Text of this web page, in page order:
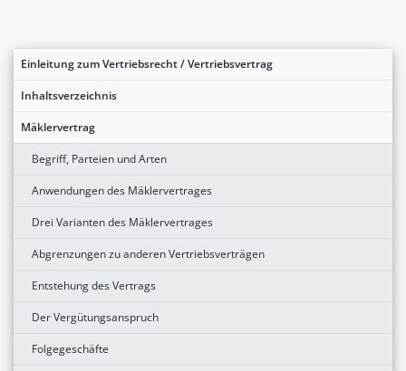
Einleitung zum Vertriebsrecht / Vertriebsvertrag
Inhaltsverzeichnis
Mäklervertrag
Begriff, Parteien und Arten
Anwendungen des Mäklervertrages
Drei Varianten des Mäklervertrages
Abgrenzungen zu anderen Vertriebsverträgen
Entstehung des Vertrags
Der Vergütungsanspruch
Folgegeschäfte